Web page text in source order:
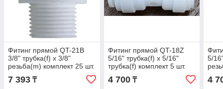
Фитинг прямой QT-21B
3/8" трубка(f) x 3/8"
резьба(m) комплект 25 шт.
7 393 ₸
Фитинг прямой QT-18Z
5/16" трубка(f) x 5/16"
трубка(f) комплект 5 шт.
4 700₸
5/
4